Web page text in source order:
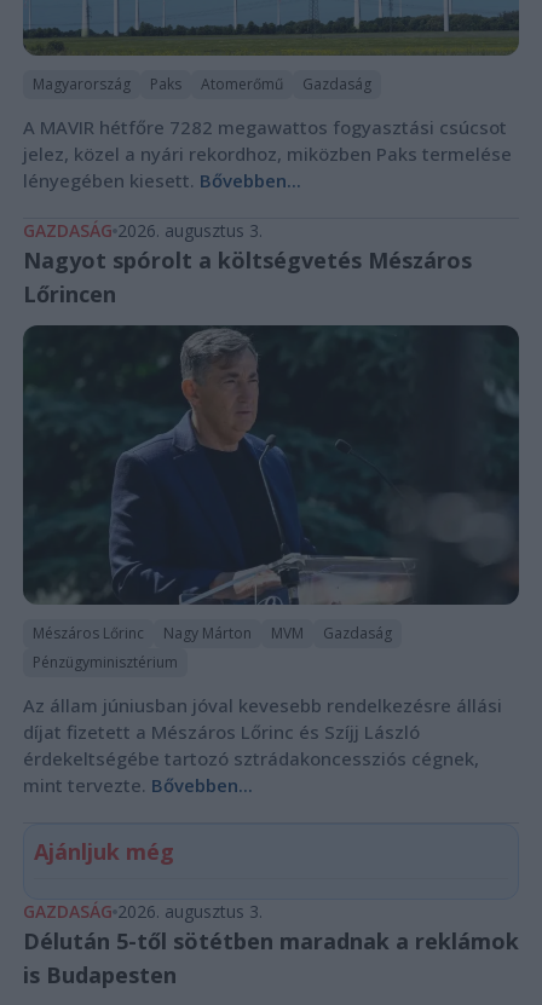
Magyarország Paks Atomerőmű Gazdaság
A MAVIR hétfőre 7282 megawattos fogyasztási csúcsot
jelez, közel a nyári rekordhoz, miközben Paks termelése
lényegében kiesett. Bővebben...
GAZDASÁG 2026. augusztus 3.
Nagyot spórolt a költségvetés Mészáros
Lőrincen
Mészáros Lőrinc Nagy Márton MVM
Gazdaság
Pénzügyminisztérium
Az állam júniusban jóval kevesebb rendelkezésre állási
díjat fizetett a Mészáros Lőrinc és Szíjj László
érdekeltségébe tartozó sztrádakoncessziós cégnek,
mint tervezte. Bővebben...
Ajánljuk még
GAZDASÁG 2026. augusztus 3.
Délután 5-től sötétben maradnak a reklámok
is Budapesten